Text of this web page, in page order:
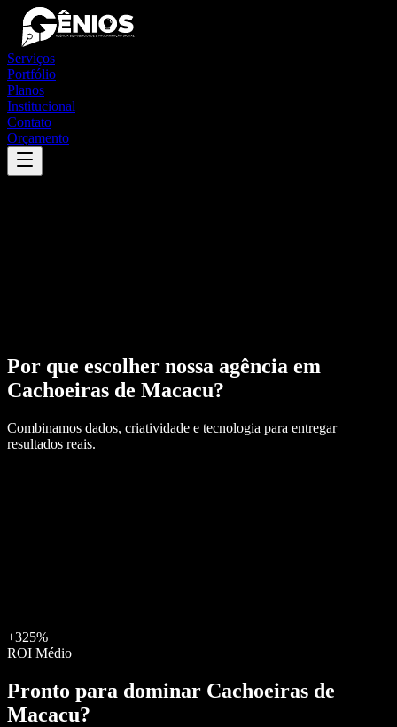
Serviços
Portfólio
Planos
Institucional
Contato
Orçamento
Por que escolher nossa agência em
Cachoeiras de Macacu?
Combinamos dados, criatividade e tecnologia para entregar
resultados reais.
+325%
ROI Médio
Pronto para dominar Cachoeiras de
Macacu?